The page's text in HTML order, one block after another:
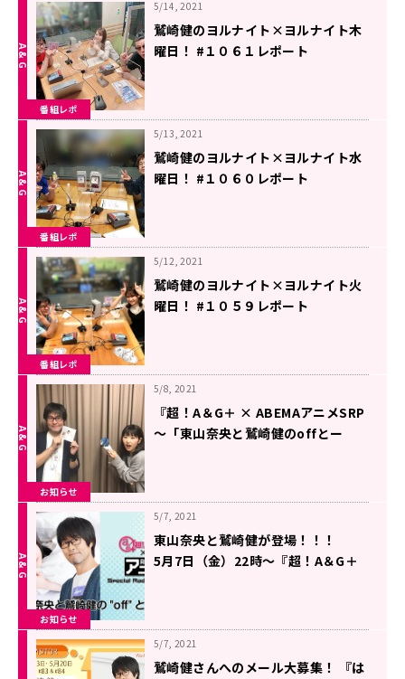
編』
番組レポ
5/14, 2021
鷲崎健のヨルナイト×ヨルナイト木
曜日！ #１０６１レポート
番組レポ
5/13, 2021
鷲崎健のヨルナイト×ヨルナイト水
曜日！ #１０６０レポート
番組レポ
5/12, 2021
鷲崎健のヨルナイト×ヨルナイト火
曜日！ #１０５９レポート
お知らせ
5/8, 2021
『超！A＆G＋ × ABEMAアニメSRP
～「東山奈央と鷲崎健のoffとー
お知らせ
5/7, 2021
東山奈央と鷲崎健が登場！！！
5月7日（金）22時～『超！A＆G＋
5/7, 2021
鷲崎健さんへのメール大募集！ 『は